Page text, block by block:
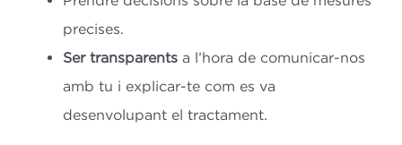
precises.
Ser transparentsa l’hora de comunicar-nos
amb tu i explicar-te com es va
desenvolupant el tractament.